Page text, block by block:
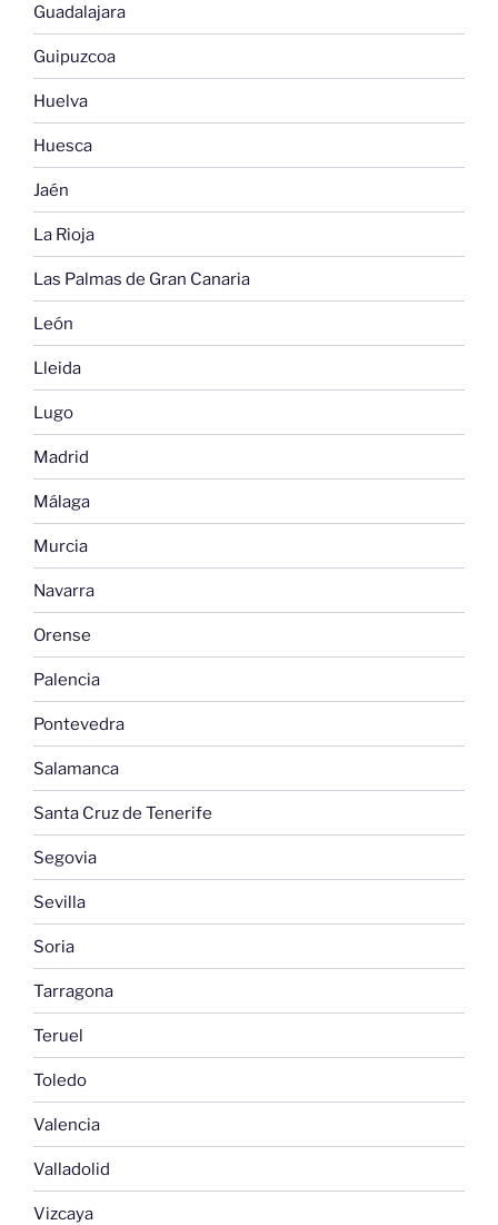
Guadalajara
Guipuzcoa
Huelva
Huesca
Jaén
La Rioja
Las Palmas de Gran Canaria
León
Lleida
Lugo
Madrid
Málaga
Murcia
Navarra
Orense
Palencia
Pontevedra
Salamanca
Santa Cruz de Tenerife
Segovia
Sevilla
Soria
Tarragona
Teruel
Toledo
Valencia
Valladolid
Vizcaya